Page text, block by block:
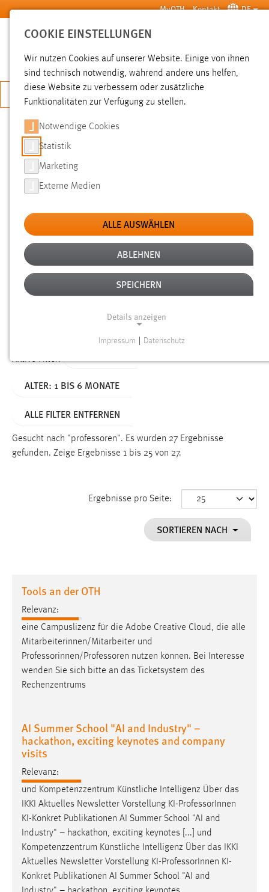
Zum Hauptinhalt springen MyOTH Kontakt DE
SUCHE
JETZT BEWERBEN
SUCHE
FILTER
Typ
Erstellungsdatum
Alter
Aktive Filter:
ALTER: 1 BIS 6 MONATE
ALLE FILTER ENTFERNEN
Gesucht nach "professoren". Es wurden 27 Ergebnisse
gefunden. Zeige Ergebnisse 1 bis 25 von 27.
Ergebnisse pro Seite:
SORTIEREN NACH
Tools an der OTH
Relevanz:
eine Campuslizenz für die Adobe Creative Cloud, die alle
Mitarbeiterinnen/Mitarbeiter und
Professorinnen/Professoren nutzen können. Bei Interesse
wenden Sie sich bitte an das Ticketsystem des
Rechenzentrums
AI Summer School "AI and Industry" –
hackathon, exciting keynotes and company
visits
Relevanz:
und Kompetenzzentrum Künstliche Intelligenz Über das
IKKI Aktuelles Newsletter Vorstellung KI-ProfessorInnen
KI-Konkret Publikationen AI Summer School "AI and
Industry" – hackathon, exciting keynotes [...] und
Kompetenzzentrum Künstliche Intelligenz Über das IKKI
Aktuelles Newsletter Vorstellung KI-ProfessorInnen KI-
Konkret Publikationen AI Summer School "AI and
COOKIE EINSTELLUNGEN
Wir nutzen Cookies auf unserer Website. Einige von ihnen
sind technisch notwendig, während andere uns helfen,
diese Website zu verbessern oder zusätzliche
Funktionalitäten zur Verfügung zu stellen.
Notwendige Cookies
Statistik
Marketing
Externe Medien
ALLE AUSWÄHLEN
ABLEHNEN
SPEICHERN
Details anzeigen
Funktionen und sind für die einwandfreie Funktion der
Name:
Dieser Cookie speichert die ausgewählten Einverständnis-
Performance
Name:
staticfilecache
Zweck:
Für performante Seitenauslieferung wird in diesem Cookie
gespeichert, ob man eingeloggt ist.
Name:
site-language-preference
Das Cookie speichert die gewählte Sprache der Website.
Cookie Laufzeit:
Chat
Name:
Impressum Datenschutz